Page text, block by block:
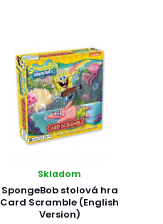
Skladom
SpongeBob stolová hra
Card Scramble (English
Version)